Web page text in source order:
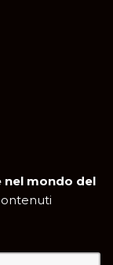
nel mondo del